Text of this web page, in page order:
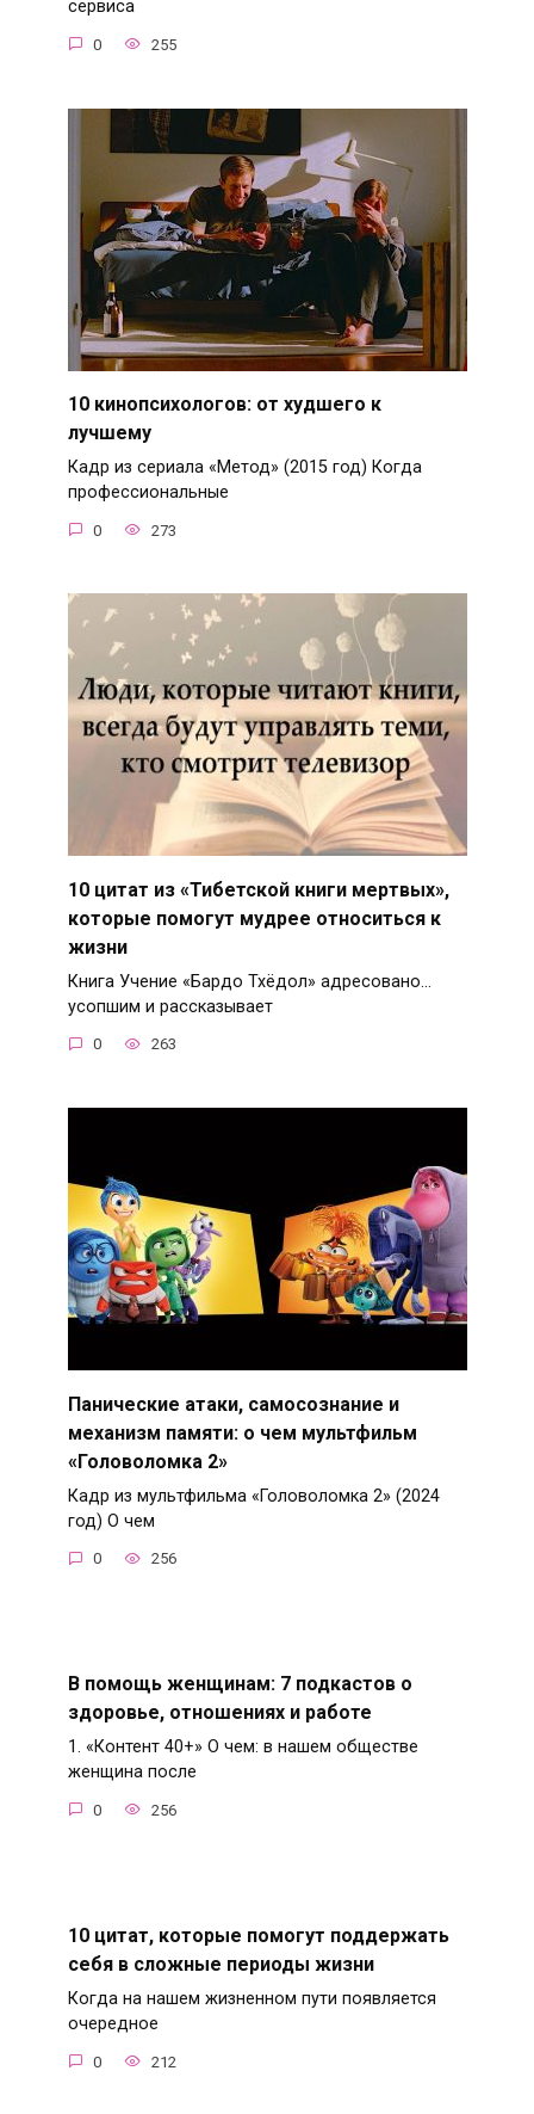
сервиса
0 255
10 кинопсихологов: от худшего к
лучшему
Кадр из сериала «Метод» (2015 год) Когда
профессиональные
0 273
10 цитат из «Тибетской книги мертвых»,
которые помогут мудрее относиться к
жизни
Книга Учение «Бардо Тхёдол» адресовано…
усопшим и рассказывает
0 263
Панические атаки, самосознание и
механизм памяти: о чем мультфильм
«Головоломка 2»
Кадр из мультфильма «Головоломка 2» (2024
год) О чем
0 256
В помощь женщинам: 7 подкастов о
здоровье, отношениях и работе
1. «Контент 40+» О чем: в нашем обществе
женщина после
0 256
10 цитат, которые помогут поддержать
себя в сложные периоды жизни
Когда на нашем жизненном пути появляется
очередное
0 212